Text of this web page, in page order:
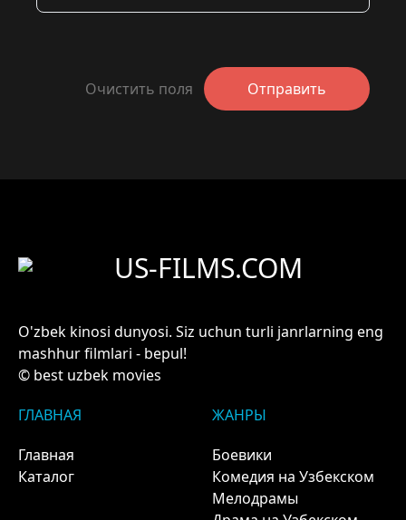
Очистить поля Отправить
US-FILMS.COM
O'zbek kinosi dunyosi. Siz uchun turli janrlarning eng
mashhur filmlari - bepul!
© best uzbek movies
ГЛАВНАЯ
Главная
Каталог
ЖАНРЫ
Боевики
Комедия на Узбекском
Мелодрамы